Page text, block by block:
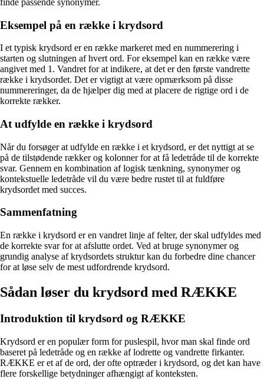
Eksempel på en række i krydsord
I et typisk krydsord er en række markeret med en nummerering i
starten og slutningen af hvert ord. For eksempel kan en række være
angivet med 1. Vandret for at indikere, at det er den første vandrette
række i krydsordet. Det er vigtigt at være opmærksom på disse
nummereringer, da de hjælper dig med at placere de rigtige ord i de
korrekte rækker.
At udfylde en række i krydsord
Når du forsøger at udfylde en række i et krydsord, er det nyttigt at se
på de tilstødende rækker og kolonner for at få ledetråde til de korrekte
svar. Gennem en kombination af logisk tænkning, synonymer og
kontekstuelle ledetråde vil du være bedre rustet til at fuldføre
krydsordet med succes.
Sammenfatning
En række i krydsord er en vandret linje af felter, der skal udfyldes med
de korrekte svar for at afslutte ordet. Ved at bruge synonymer og
grundig analyse af krydsordets struktur kan du forbedre dine chancer
for at løse selv de mest udfordrende krydsord.
Sådan løser du krydsord med RÆKKE
Introduktion til krydsord og RÆKKE
Krydsord er en populær form for puslespil, hvor man skal finde ord
baseret på ledetråde og en række af lodrette og vandrette firkanter.
RÆKKE er et af de ord, der ofte optræder i krydsord, og det kan have
flere forskellige betydninger afhængigt af konteksten.